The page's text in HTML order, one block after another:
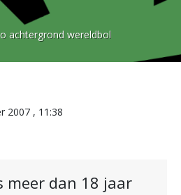
achtergrond wereldbol
2007 , 11:38
meer dan 18 jaar